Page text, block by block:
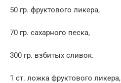
50 гр. фруктового ликера,
70 гр. сахарного песка,
300 гр. взбитых сливок.
1 ст. ложка фруктового ликера,